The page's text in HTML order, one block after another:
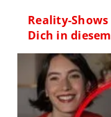
Reality-
Dich in